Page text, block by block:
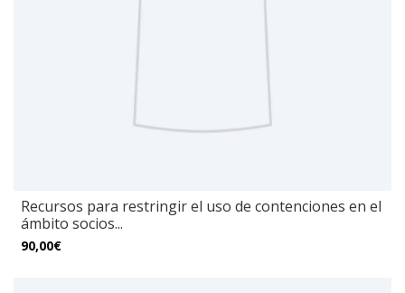
Recursos para restringir el uso de contenciones en el
ámbito socios...
90,00€